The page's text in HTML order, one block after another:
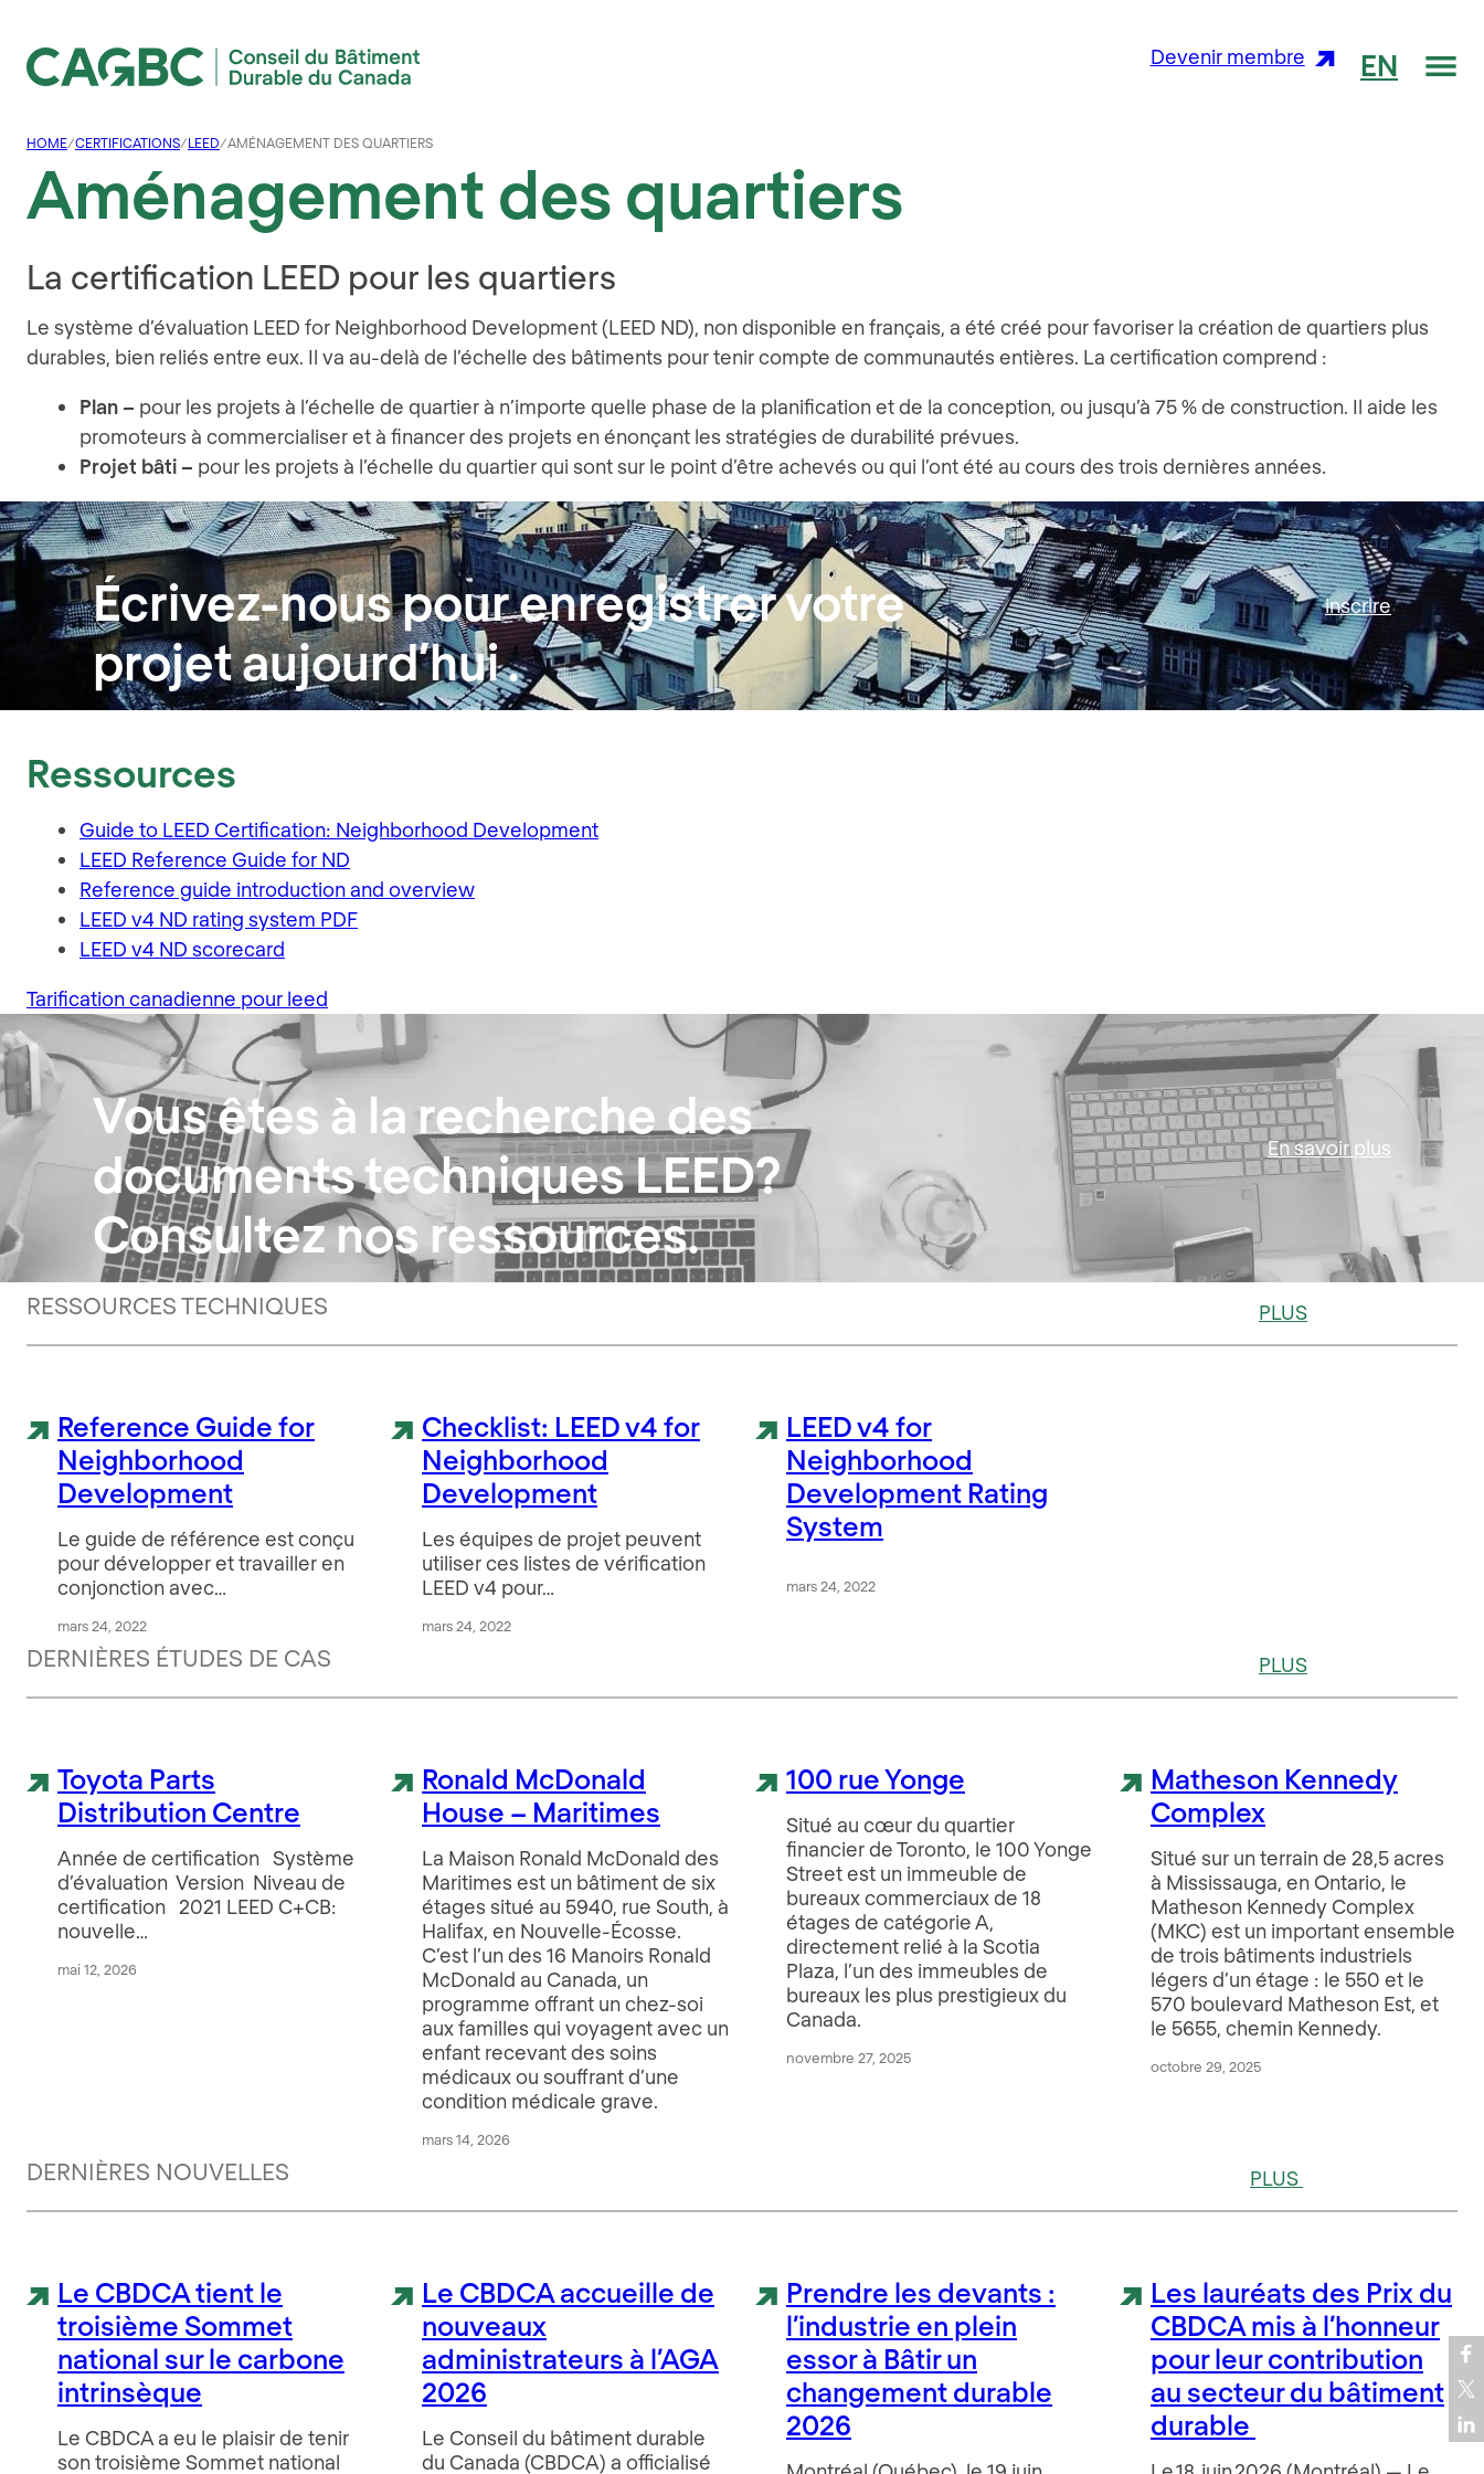
Devenir membre EN
HOME/CERTIFICATIONS/LEED/AMÉNAGEMENT DES QUARTIERS
Aménagement des quartiers
La certification LEED pour les quartiers
Le système d’évaluation LEED for Neighborhood Development (LEED ND), non disponible en français, a été créé pour favoriser la création de quartiers plus
durables, bien reliés entre eux. Il va au-delà de l’échelle des bâtiments pour tenir compte de communautés entières. La certification comprend :
Plan – pour les projets à l’échelle de quartier à n’importe quelle phase de la planification et de la conception, ou jusqu’à 75 % de construction. Il aide les
promoteurs à commercialiser et à financer des projets en énonçant les stratégies de durabilité prévues.
Projet bâti – pour les projets à l’échelle du quartier qui sont sur le point d’être achevés ou qui l’ont été au cours des trois dernières années.
Écrivez-nous pour enregistrer votre
projet aujourd’hui.
inscrire
Ressources
Guide to LEED Certification: Neighborhood Development
LEED Reference Guide for ND
Reference guide introduction and overview
LEED v4 ND rating system PDF
LEED v4 ND scorecard
Tarification canadienne pour leed
Vous êtes à la recherche des
documents techniques LEED?
Consultez nos ressources.
En savoir plus
RESSOURCES TECHNIQUES PLUS
Reference Guide for
Neighborhood
Development
Le guide de référence est conçu
pour développer et travailler en
conjonction avec…
mars 24, 2022
Checklist: LEED v4 for
Neighborhood
Development
Les équipes de projet peuvent
utiliser ces listes de vérification
LEED v4 pour…
mars 24, 2022
LEED v4 for
Neighborhood
Development Rating
System
mars 24, 2022
DERNIÈRES ÉTUDES DE CAS PLUS
Toyota Parts
Distribution Centre
Année de certification Système
d’évaluation Version Niveau de
certification 2021 LEED C+CB:
nouvelle…
mai 12, 2026
Ronald McDonald
House – Maritimes
La Maison Ronald McDonald des
Maritimes est un bâtiment de six
étages situé au 5940, rue South, à
Halifax, en Nouvelle-Écosse.
C’est l’un des 16 Manoirs Ronald
McDonald au Canada, un
programme offrant un chez-soi
aux familles qui voyagent avec un
enfant recevant des soins
médicaux ou souffrant d’une
condition médicale grave.
mars 14, 2026
100 rue Yonge
Situé au cœur du quartier
financier de Toronto, le 100 Yonge
Street est un immeuble de
bureaux commerciaux de 18
étages de catégorie A,
directement relié à la Scotia
Plaza, l’un des immeubles de
bureaux les plus prestigieux du
Canada.
novembre 27, 2025
Matheson Kennedy
Complex
Situé sur un terrain de 28,5 acres
à Mississauga, en Ontario, le
Matheson Kennedy Complex
(MKC) est un important ensemble
de trois bâtiments industriels
légers d’un étage : le 550 et le
570 boulevard Matheson Est, et
le 5655, chemin Kennedy.
octobre 29, 2025
DERNIÈRES NOUVELLES PLUS
Le CBDCA tient le
troisième Sommet
national sur le carbone
intrinsèque
Le CBDCA a eu le plaisir de tenir
son troisième Sommet national
Le CBDCA accueille de
nouveaux
administrateurs à l’AGA
2026
Le Conseil du bâtiment durable
du Canada (CBDCA) a officialisé
Prendre les devants :
l’industrie en plein
essor à Bâtir un
changement durable
2026
Les lauréats des Prix du
CBDCA mis à l’honneur
pour leur contribution
au secteur du bâtiment
durable